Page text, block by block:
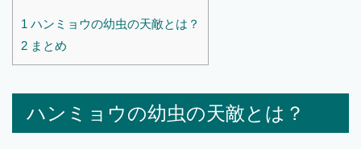
1 ハンミョウの幼虫の天敵とは？
2 まとめ
ハンミョウの幼虫の天敵とは？